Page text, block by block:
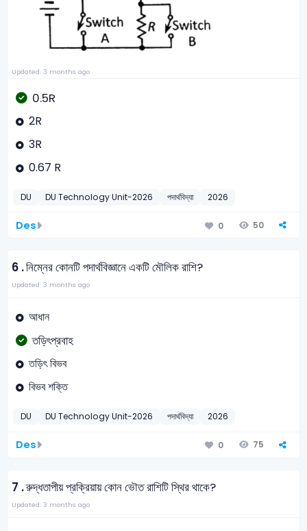
Updated: 3 months ago
0.5R
2R
3R
0.67 R
DU DU Technology Unit-2026 পদার্থবিদ্যা 2026
Des 0 50
6 .নিম্নের কোনটি পদার্থবিজ্ঞানে একটি মৌলিক রাশি?
Updated: 3 months ago
আধান
তড়িৎপ্রবাহ
তড়িৎ বিভব
বিভব শক্তি
DU DU Technology Unit-2026 পদার্থবিদ্যা 2026
Des 0 75
7 .রুদ্ধতাপীয় প্রক্রিয়ায় কোন ভৌত রাশিটি স্থির থাকে?
Updated: 3 months ago